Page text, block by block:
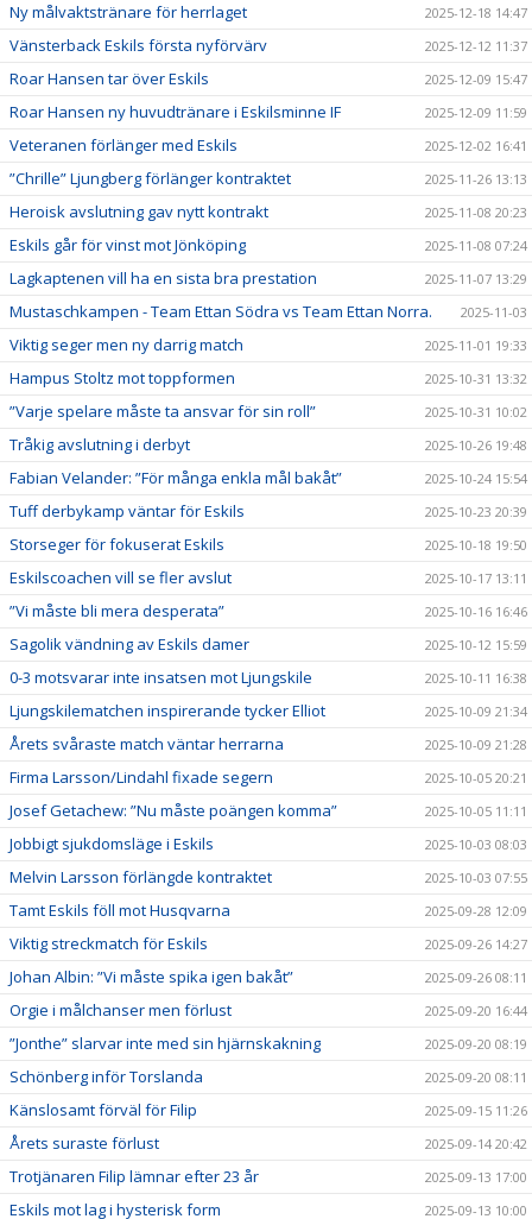
Ny målvaktstränare för herrlaget 2025-12-18 14:47
Vänsterback Eskils första nyförvärv 2025-12-12 11:37
Roar Hansen tar över Eskils 2025-12-09 15:47
Roar Hansen ny huvudtränare i Eskilsminne IF 2025-12-09 11:59
Veteranen förlänger med Eskils 2025-12-02 16:41
”Chrille” Ljungberg förlänger kontraktet 2025-11-26 13:13
Heroisk avslutning gav nytt kontrakt 2025-11-08 20:23
Eskils går för vinst mot Jönköping 2025-11-08 07:24
Lagkaptenen vill ha en sista bra prestation 2025-11-07 13:29
Mustaschkampen - Team Ettan Södra vs Team Ettan Norra. 2025-11-03
Viktig seger men ny darrig match 2025-11-01 19:33
Hampus Stoltz mot toppformen 2025-10-31 13:32
”Varje spelare måste ta ansvar för sin roll” 2025-10-31 10:02
Tråkig avslutning i derbyt 2025-10-26 19:48
Fabian Velander: ”För många enkla mål bakåt” 2025-10-24 15:54
Tuff derbykamp väntar för Eskils 2025-10-23 20:39
Storseger för fokuserat Eskils 2025-10-18 19:50
Eskilscoachen vill se fler avslut 2025-10-17 13:11
”Vi måste bli mera desperata” 2025-10-16 16:46
Sagolik vändning av Eskils damer 2025-10-12 15:59
0-3 motsvarar inte insatsen mot Ljungskile 2025-10-11 16:38
Ljungskilematchen inspirerande tycker Elliot 2025-10-09 21:34
Årets svåraste match väntar herrarna 2025-10-09 21:28
Firma Larsson/Lindahl fixade segern 2025-10-05 20:21
Josef Getachew: ”Nu måste poängen komma” 2025-10-05 11:11
Jobbigt sjukdomsläge i Eskils 2025-10-03 08:03
Melvin Larsson förlängde kontraktet 2025-10-03 07:55
Tamt Eskils föll mot Husqvarna 2025-09-28 12:09
Viktig streckmatch för Eskils 2025-09-26 14:27
Johan Albin: ”Vi måste spika igen bakåt” 2025-09-26 08:11
Orgie i målchanser men förlust 2025-09-20 16:44
”Jonthe” slarvar inte med sin hjärnskakning 2025-09-20 08:19
Schönberg inför Torslanda 2025-09-20 08:11
Känslosamt förväl för Filip 2025-09-15 11:26
Årets suraste förlust 2025-09-14 20:42
Trotjänaren Filip lämnar efter 23 år 2025-09-13 17:00
Eskils mot lag i hysterisk form 2025-09-13 10:00